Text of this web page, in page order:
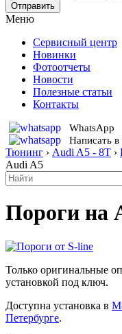
Отправить
Меню
Сервисный центр
Новинки
Фотоотчеты
Новости
Полезные статьи
Контакты
WhatsApp
Написать
Тюнинг › Audi A5 - 8T ›
Audi A5
Пороги на
Только оригинальные
установкой под ключ.
Доступна установка в
Петербурге.